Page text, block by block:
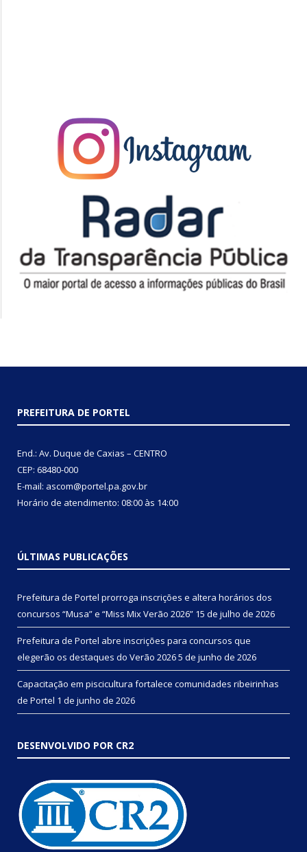
PREFEITURA DE PORTEL
End.: Av. Duque de Caxias – CENTRO
CEP: 68480-000
E-mail: ascom@portel.pa.gov.br
Horário de atendimento: 08:00 às 14:00
ÚLTIMAS PUBLICAÇÕES
Prefeitura de Portel prorroga inscrições e altera horários dos
concursos “Musa” e “Miss Mix Verão 2026” 15 de julho de 2026
Prefeitura de Portel abre inscrições para concursos que
elegerão os destaques do Verão 20265 de junho de 2026
Capacitação em piscicultura fortalece comunidades ribeirinhas
de Portel 1 de junho de 2026
DESENVOLVIDO POR CR2